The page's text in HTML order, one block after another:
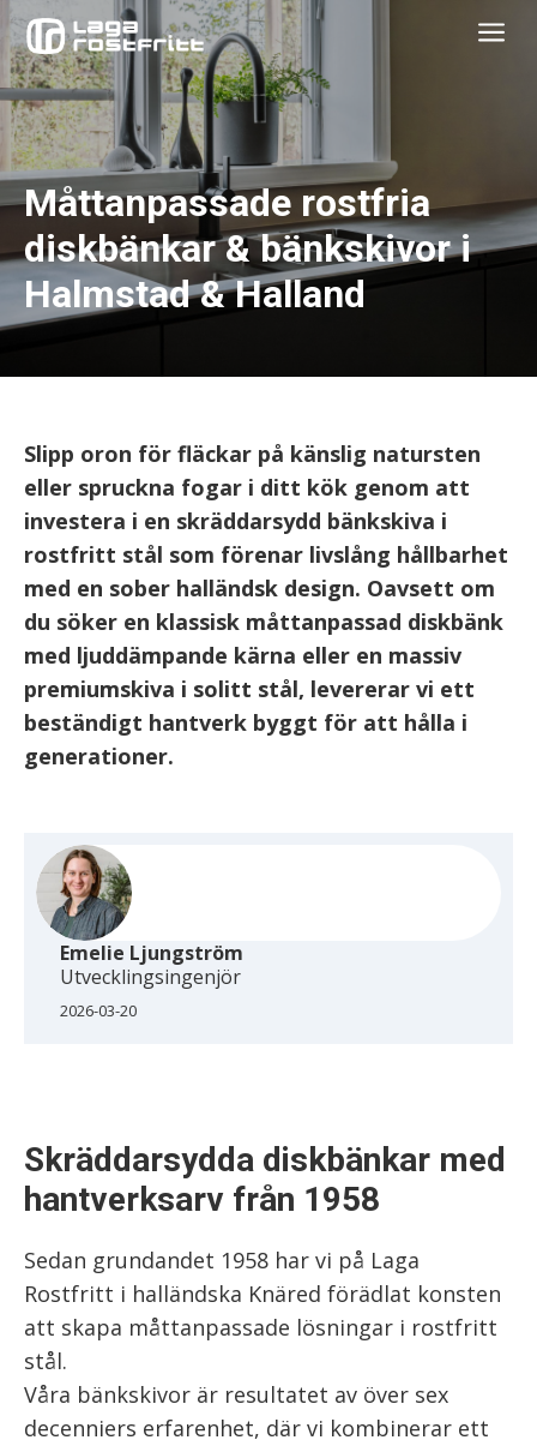
a
Måttanpassade rostfria
diskbänkar & bänkskivor i
Halmstad & Halland
Slipp oron för fläckar på känslig natursten
eller spruckna fogar i ditt kök genom att
investera i en skräddarsydd bänkskiva i
rostfritt stål som förenar livslång hållbarhet
med en sober halländsk design. Oavsett om
du söker en klassisk måttanpassad diskbänk
med ljuddämpande kärna eller en massiv
premiumskiva i solitt stål, levererar vi ett
beständigt hantverk byggt för att hålla i
generationer.
Emelie Ljungström
Utvecklingsingenjör
2026-03-20
Skräddarsydda diskbänkar med
hantverksarv från 1958
Sedan grundandet 1958 har vi på Laga
Rostfritt i halländska Knäred förädlat konsten
att skapa måttanpassade lösningar i rostfritt
stål.
Våra bänkskivor är resultatet av över sex
decenniers erfarenhet, där vi kombinerar ett